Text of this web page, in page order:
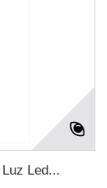
Led...